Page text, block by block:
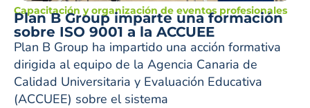
Capacitación y organización de eventos profesionales
Plan B Group imparte una formación
sobre ISO 9001 a la ACCUEE
Plan B Group ha impartido una acción formativa
dirigida al equipo de la Agencia Canaria de
Calidad Universitaria y Evaluación Educativa
(ACCUEE) sobre el sistema